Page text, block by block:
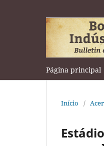
Página principal
Início /